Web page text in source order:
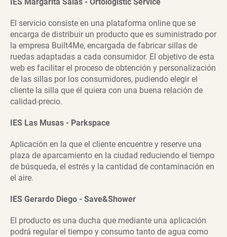
El servicio consiste en una plataforma online que se
encarga de distribuir un producto que es suministrado por
la empresa Built4Me, encargada de fabricar sillas de
ruedas adaptadas a cada consumidor. El objetivo de esta
web es facilitar el proceso de obtención y personalización
de las sillas por los consumidores, pudiendo elegir el
cliente la silla que él quiera con una buena relación de
calidad-precio.
IES Las Musas - Parkspace
Aplicación en la que el cliente encuentre y reserve una
plaza de aparcamiento en la ciudad reduciendo el tiempo
de búsqueda, el estrés y la cantidad de contaminación en
el aire.
IES Gerardo Diego - Save&Shower
El producto es una ducha que mediante una aplicación
podrá regular el tiempo y consumo tanto de agua como